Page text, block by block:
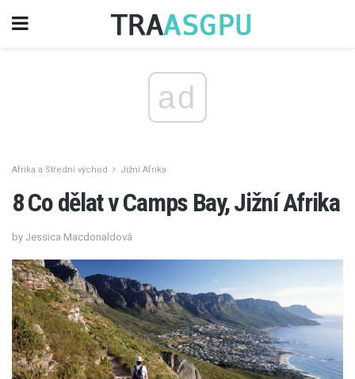
ad
Afrika a Střední východ Jižní Afrika
8 Co dělat v Camps Bay, Jižní Afrika
by Jessica Macdonaldová